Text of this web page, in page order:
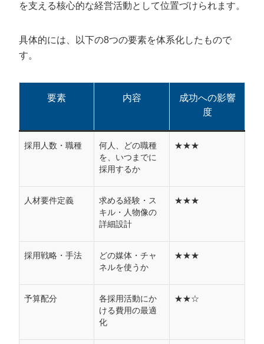
ステップ2：SMART原則に基づく採用目標設定
ステップ4：採用予算の戦略的配分計画
ステップ7：KPI設計・効果測定・継続改善
テップ
ステップ1：実行チームの編成と責任体制の構築
ステップ3：リアルタイム効果測定と戦術調整
ステップ4：候補者体験の最適化と関係性構築
ステップ5：採用データの蓄積・分析・ナレッジ化
優秀な人材を確実に獲得する5つの実践テ
テクニック1：データドリブンな採用基準設計
テクニック2：心理学に基づく魅力的な求人広告作成
を支える核心的な経営活動として位置づけられます。
具体的には、以下の8つの要素を体系化したもので
す。
要素 内容
成功への影響
度
採用人数・職種
何人、どの職種
を、いつまでに
採用するか
★★★
人材要件定義
求める経験・ス
キル・人物像の
詳細設計
★★★
採用戦略・手法
どの媒体・チャ
ネルを使うか
★★★
予算配分
各採用活動にか
ける費用の最適
化
★★☆